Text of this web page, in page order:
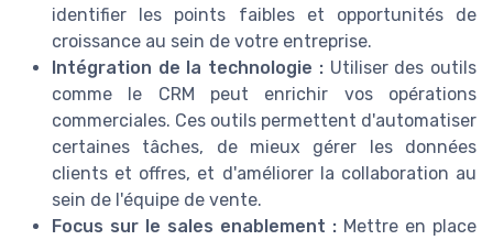
identifier les points faibles et opportunités de
croissance au sein de votre entreprise.
Intégration de la technologie :Utiliser des outils
comme le CRM peut enrichir vos opérations
commerciales. Ces outils permettent d'automatiser
certaines tâches, de mieux gérer les données
clients et offres, et d'améliorer la collaboration au
sein de l'équipe de vente.
Focus sur le sales enablement : Mettre en place